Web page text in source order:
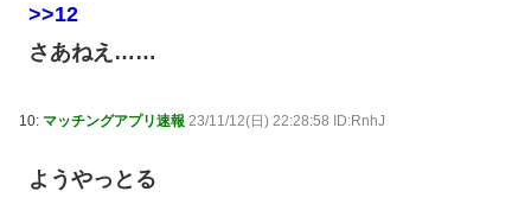
>>12
さあねえ……
10: マッチングアプリ速報 23/11/12(日) 22:28:58 ID:RnhJ
ようやっとる